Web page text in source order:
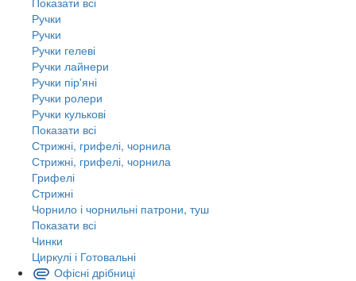
Ручки
Ручки
Ручки гелеві
Ручки лайнери
Ручки пір'яні
Ручки ролери
Ручки кулькові
Показати всі
Стрижні, грифелі, чорнила
Стрижні, грифелі, чорнила
Грифелі
Стрижні
Чорнило і чорнильні патрони, туш
Показати всі
Чинки
Циркулі і Готовальні
Офісні дрібниці